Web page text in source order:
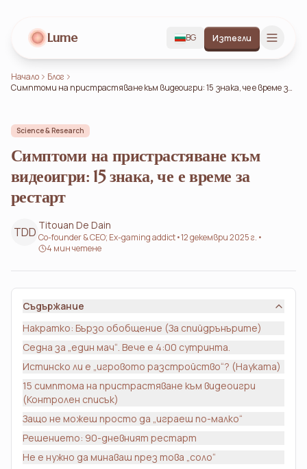
Lume BG Изтегли
Начало
Блог
Симптоми на пристрастяване към видеоигри: 15 знака, че е време за
Science & Research
Симптоми на пристрастяване към
видеоигри: 15 знака, че е време за
рестарт
TDD Titouan De Dain
Co-founder & CEO; Ex-gaming addict•12 декември 2025 г. •
4 мин четене
Съдържание
Накратко: Бързо обобщение (За спийдрънърите)
Седна за „един мач“. Вече е 4:00 сутринта.
Истинско ли е „игровото разстройство“? (Науката)
15 симптома на пристрастяване към видеоигри
(Контролен списък)
Защо не можеш просто да „играеш по-малко“
Решението: 90-дневният рестарт
Не е нужно да минаваш през това „соло“